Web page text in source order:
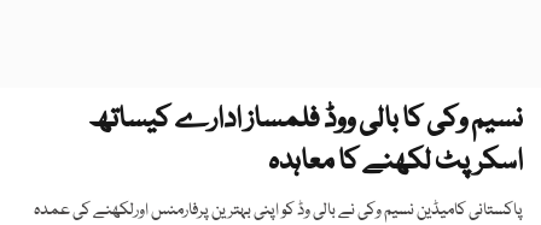
نسیم وکی کا بالی ووڈ فلمساز ادارے کیساتھ
اسکرپٹ لکھنے کا معاہدہ
پاکستانی کامیڈین نسیم وکی نے بالی وڈ کو اپنی بہترین پرفارمنس اورلکھنے کی عمدہ